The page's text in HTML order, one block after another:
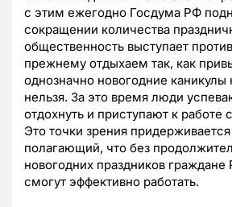
с этим ежегодно Госдума РФ
сокращении количества
общественность выступает
прежнему отдыхаем так, как
однозначно новогодние каникулы
нельзя. За это время люди
отдохнуть и приступают к
Это точки зрения
полагающий, что без
новогодних праздников
смогут эффективно работать.